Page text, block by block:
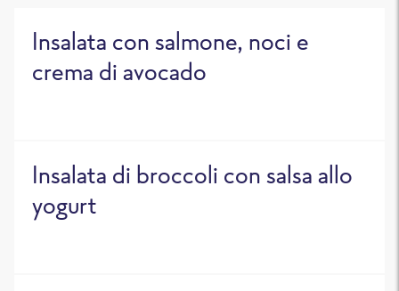
Insalata con salmone, noci e
crema di avocado
Insalata di broccoli con salsa allo
yogurt